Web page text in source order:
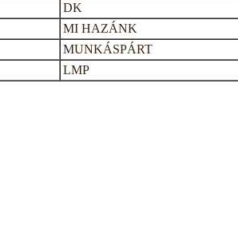
DK
MI HAZÁNK
MUNKÁSPÁRT
LMP